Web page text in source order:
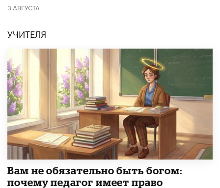
3 АВГУСТА
УЧИТЕЛЯ
​Вам не обязательно быть богом:
почему педагог имеет право